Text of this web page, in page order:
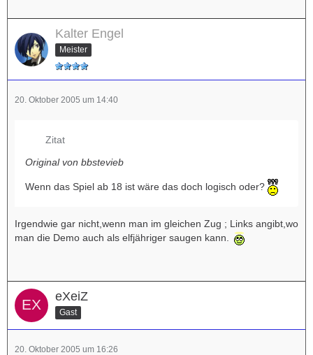
Kalter Engel
Meister
20. Oktober 2005 um 14:40
Zitat
Original von bbstevieb
Wenn das Spiel ab 18 ist wäre das doch logisch oder?
Irgendwie gar nicht,wenn man im gleichen Zug ; Links angibt,wo
man die Demo auch als elfjähriger saugen kann.
eXeiZ
Gast
20. Oktober 2005 um 16:26